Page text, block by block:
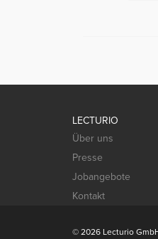
LECTURIO
Über uns
Presse
Jobangebote
Kontakt
© 2026 Lecturio